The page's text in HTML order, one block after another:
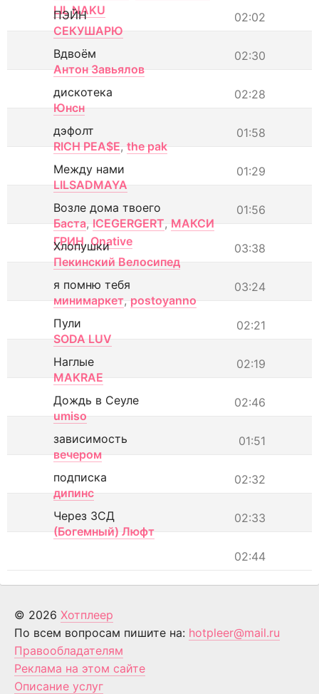
LIL NAKU
02:02
ПЭЙН
СЕКУШАРЮ
02:30
Вдвоём
Антон Завьялов
02:28
дискотека
Юнсн
01:58
дэфолт
RICH PEA$E, the pak
01:29
Между нами
LILSADMAYA
01:56
Возле дома твоего
Баста, ICEGERGERT, МАКСИ
ГРИН, Onative 03:38
Хлопушки
Пекинский Велосипед
03:24
я помню тебя
минимаркет, postoyanno
02:21
Пули
SODA LUV
02:19
Наглые
MAKRAE
02:46
Дождь в Сеуле
umiso
01:51
зависимость
вечером
02:32
подписка
дипинс
02:33
Через ЗСД
(Богемный) Люфт
02:44
© 2026 Хотплеер
По всем вопросам пишите на: hotpleer@mail.ru
Правообладателям
Реклама на этом сайте
Описание услуг